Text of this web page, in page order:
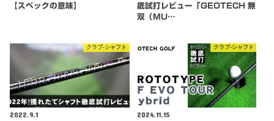
【スペックの意味】
底試打レビュー「GEOTECH 無
双（MU…
クラブ-シャフト
2022.9.1
クラブ-シャフト
2024.11.15